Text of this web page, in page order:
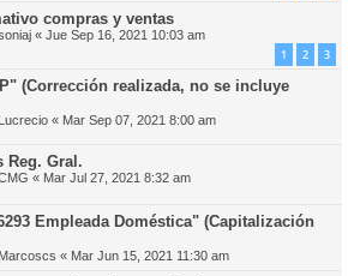
compras y ventas
« Jue Sep 16, 2021 10:03 am
1 2 3
(Corrección realizada, no se incluye
Lucrecio « Mar Sep 07, 2021 8:00 am
Reg. Gral.
« Mar Jul 27, 2021 8:32 am
Empleada Doméstica" (Capitalización
Marcoscs « Mar Jun 15, 2021 11:30 am